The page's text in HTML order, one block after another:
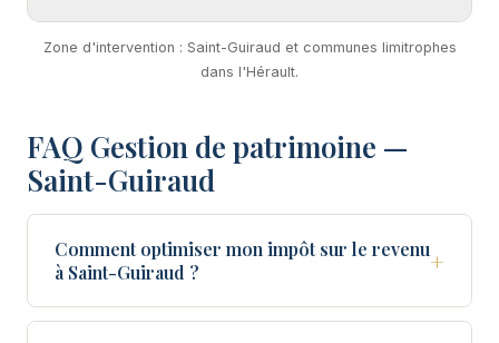
Zone d'intervention : Saint-Guiraud et communes limitrophes
dans l'Hérault.
FAQ Gestion de patrimoine —
Saint-Guiraud
Comment optimiser mon impôt sur le revenu
à Saint-Guiraud ?
+